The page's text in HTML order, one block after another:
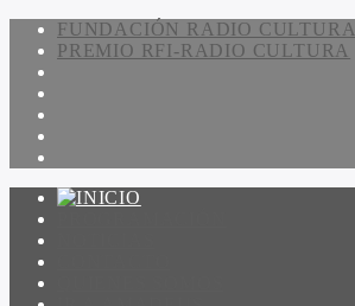
FUNDACIÓN RADIO CULTURA
PREMIO RFI-RADIO CULTURA